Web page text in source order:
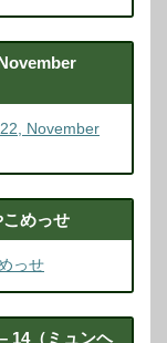
November
めっせ
っせ
14（ミュンヘ